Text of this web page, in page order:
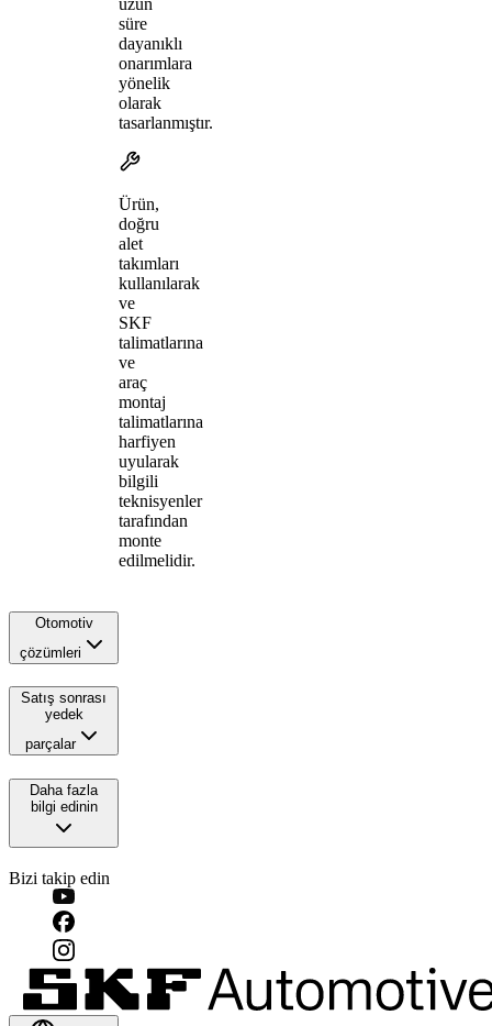
süre
dayanıklı
onarımlara
yönelik
olarak
tasarlanmıştır.
Ürün,
doğru
alet
takımları
kullanılarak
ve
SKF
talimatlarına
ve
araç
montaj
talimatlarına
harfiyen
uyularak
bilgili
teknisyenler
tarafından
monte
edilmelidir.
Otomotiv
çözümleri
Satış sonrası
yedek
parçalar
Daha fazla
bilgi edinin
Bizi takip edin